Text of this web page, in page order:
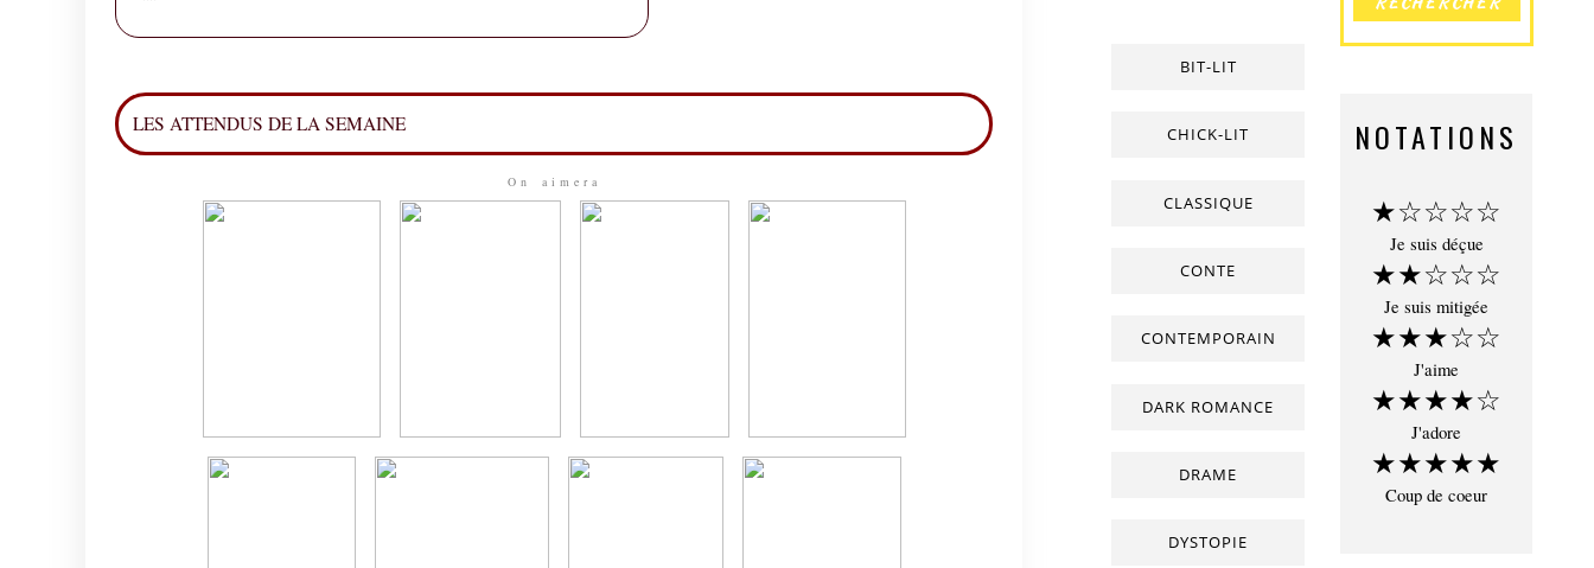
LES ATTENDUS DE LA SEMAINE
On aimera
BIT-LIT
CHICK-LIT
CLASSIQUE
CONTE
CONTEMPORAIN
DARK ROMANCE
DRAME
DYSTOPIE
NOTATIONS
★☆☆☆☆
Je suis déçue
★★☆☆☆
Je suis mitigée
★★★☆☆
J'aime
★★★★☆
J'adore
★★★★★
Coup de coeur